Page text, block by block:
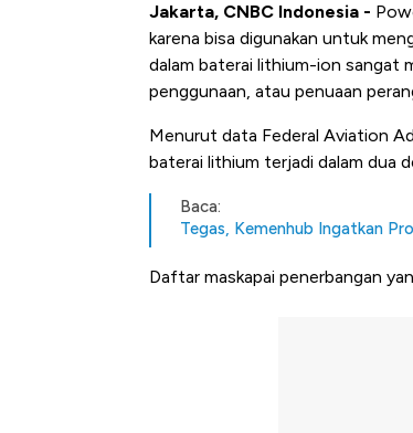
Jakarta, CNBC Indonesia -
karena bisa digunakan untuk
dalam baterai lithium-ion sangat
penggunaan, atau penuaan
Menurut data Federal Aviation
baterai lithium terjadi dalam dua
Baca:
Tegas, Kemenhub Ingatkan
Daftar maskapai penerbangan